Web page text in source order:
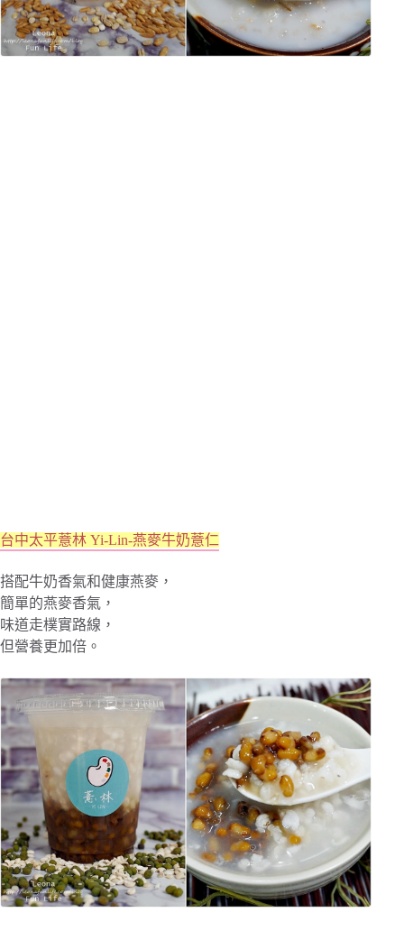
台中太平薏林 Yi-Lin-燕麥牛奶薏仁
搭配牛奶香氣和健康燕麥，
簡單的燕麥香氣，
味道走樸實路線，
但營養更加倍。